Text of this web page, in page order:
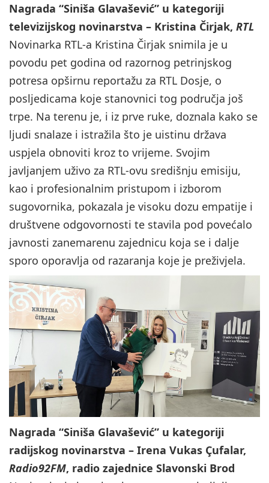
Nagrada “Siniša Glavašević” u kategoriji
televizijskog novinarstva – Kristina Čirjak, RTL
Novinarka RTL-a Kristina Čirjak snimila je u
povodu pet godina od razornog petrinjskog
potresa opširnu reportažu za RTL Dosje, o
posljedicama koje stanovnici tog područja još
trpe. Na terenu je, i iz prve ruke, doznala kako se
ljudi snalaze i istražila što je uistinu država
uspjela obnoviti kroz to vrijeme. Svojim
javljanjem uživo za RTL-ovu središnju emisiju,
kao i profesionalnim pristupom i izborom
sugovornika, pokazala je visoku dozu empatije i
društvene odgovornosti te stavila pod povećalo
javnosti zanemarenu zajednicu koja se i dalje
sporo oporavlja od razaranja koje je preživjela.
Nagrada “Siniša Glavašević” u kategoriji
radijskog novinarstva – Irena Vukas Çufalar,
Radio92FM, radio zajednice Slavonski Brod